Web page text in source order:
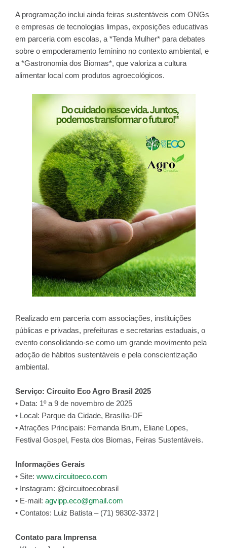
A programação inclui ainda feiras sustentáveis com ONGs
e empresas de tecnologias limpas, exposições educativas
em parceria com escolas, a *Tenda Mulher* para debates
sobre o empoderamento feminino no contexto ambiental, e
a *Gastronomia dos Biomas*, que valoriza a cultura
alimentar local com produtos agroecológicos.
Realizado em parceria com associações, instituições
públicas e privadas, prefeituras e secretarias estaduais, o
evento consolidando-se como um grande movimento pela
adoção de hábitos sustentáveis e pela conscientização
ambiental.
Serviço: Circuito Eco Agro Brasil 2025
• Data: 1º a 9 de novembro de 2025
• Local: Parque da Cidade, Brasília-DF
• Atrações Principais: Fernanda Brum, Eliane Lopes,
Festival Gospel, Festa dos Biomas, Feiras Sustentáveis.
Informações Gerais
• Site: www.circuitoeco.com
• Instagram: @circuitoecobrasil
• E-mail: agvipp.eco@gmail.com
• Contatos: Luiz Batista – (71) 98302-3372 |
Contato para Imprensa